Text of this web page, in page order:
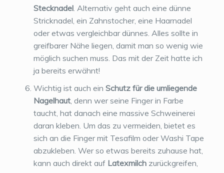
Stecknadel. Alternativ geht auch eine dünne
Stricknadel, ein Zahnstocher, eine Haarnadel
oder etwas vergleichbar dünnes. Alles sollte in
greifbarer Nähe liegen, damit man so wenig wie
möglich suchen muss. Das mit der Zeit hatte ich
ja bereits erwähnt!
Wichtig ist auch ein Schutz für die umliegende
Nagelhaut, denn wer seine Finger in Farbe
taucht, hat danach eine massive Schweinerei
daran kleben. Um das zu vermeiden, bietet es
sich an die Finger mit Tesafilm oder Washi Tape
abzukleben. Wer so etwas bereits zuhause hat,
kann auch direkt auf Latexmilchzurückgreifen,